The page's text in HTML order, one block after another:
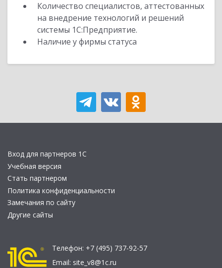
Количество специалистов, аттестованных
на внедрение технологий и решений
системы 1С:Предприятие.
Наличие у фирмы статуса
Вход для партнеров 1С
Учебная версия
Стать партнером
Политика конфиденциальности
Замечания по сайту
Другие сайты
Телефон: +7 (495) 737-92-57
Email: site_v8@1c.ru